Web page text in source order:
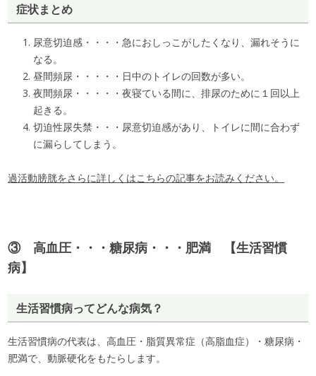
症状まとめ
尿意切迫感・・・・急におしっこがしたくなり、漏れそうに
なる。
昼間頻尿・・・・・日中のトイレの回数が多い。
夜間頻尿・・・・・夜寝ている間に、排尿のために１回以上
起きる。
切迫性尿失禁・・・尿意切迫感があり、トイレに間に合わず
に漏らしてしまう。
過活動膀胱をさらに詳しくはこちらの記事をお読みください。
③ 高血圧・・・糖尿病・・・肥満 【生活習慣
病】
生活習慣病ってどんな病気？
生活習慣病の代表は、高血圧・脂質異常症（高脂血症）・糖尿病・
肥満で、動脈硬化をもたらします。